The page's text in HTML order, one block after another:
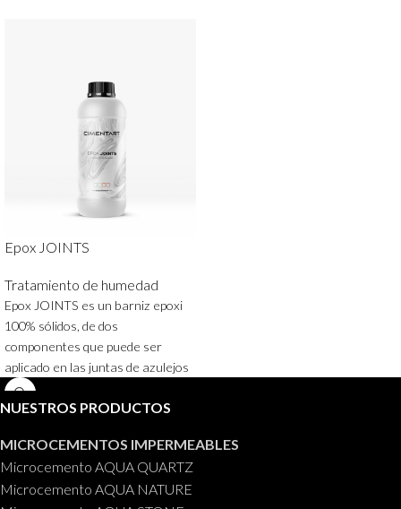
Epox JOINTS
Tratamiento de humedad
Epox JOINTS es un barniz epoxi
100% sólidos, de dos
componentes que puede ser
aplicado en las juntas de azulejos
o cerámica, paredes y suelos,
tanto en interiores como en
sanitarias, mataderos, cocinas,
frigoríficos y locales donde se
manipulan alimentos (contacto
NUESTROS PRODUCTOS
MICROCEMENTOS IMPERMEABLES
Microcemento AQUA QUARTZ
Microcemento AQUA NATURE